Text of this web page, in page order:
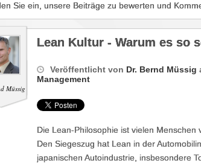
Sie ein, unsere Beiträge zu bewerten und
Müssig
Lean Kultur - Warum es so
Veröffentlicht von Dr. Bernd Müssig
Management
Die Lean-Philosophie ist vielen
Den Siegeszug hat Lean in der
japanischen Autoindustrie, insbesondere